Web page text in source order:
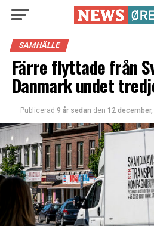
SAMHÄLLE
Färre flyttade från
Danmark undet
Publicerad 9 år sedan den 12